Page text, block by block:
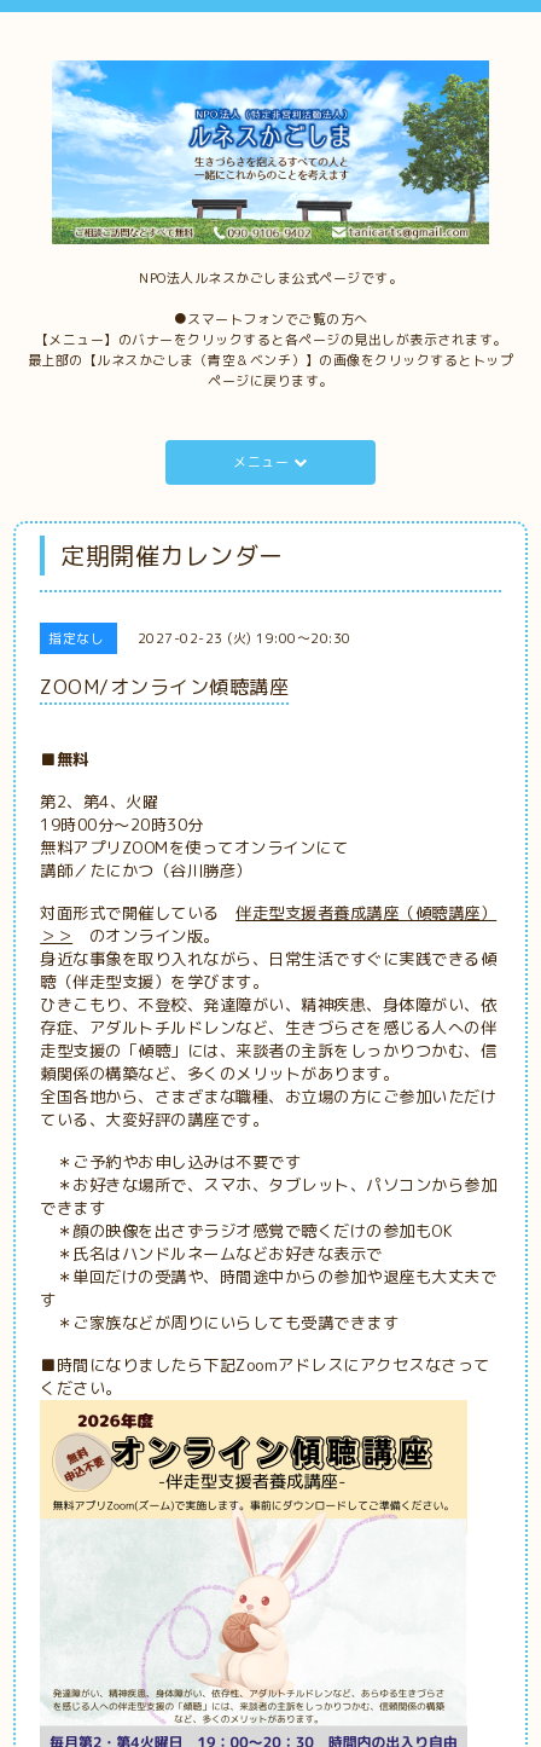
NPO法人ルネスかごしま公式ページです。
●スマートフォンでご覧の方へ
【メニュー】のバナーをクリックすると各ページの見出しが表示されます。
最上部の【ルネスかごしま（青空＆ベンチ）】の画像をクリックするとトップ
ページに戻ります。
メニュー
定期開催カレンダー
指定なし 2027-02-23 (火) 19:00～20:30
ZOOM/オンライン傾聴講座
■無料
第2、第4、火曜
19時00分～20時30分
無料アプリZOOMを使ってオンラインにて
講師／たにかつ（谷川勝彦）
対面形式で開催している伴走型支援者養成講座（傾聴講座）
＞＞
のオンライン版。
身近な事象を取り入れながら、日常生活ですぐに実践できる傾
聴（伴走型支援）を学びます。
ひきこもり、不登校、発達障がい、精神疾患、身体障がい、依
存症、アダルトチルドレンなど、生きづらさを感じる人への伴
走型支援の「傾聴」には、来談者の主訴をしっかりつかむ、信
頼関係の構築など、多くのメリットがあります。
全国各地から、さまざまな職種、お立場の方にご参加いただけ
ている、大変好評の講座です。
＊ご予約やお申し込みは不要です
＊お好きな場所で、スマホ、タブレット、パソコンから参加
できます
＊顔の映像を出さずラジオ感覚で聴くだけの参加もOK
＊氏名はハンドルネームなどお好きな表示で
＊単回だけの受講や、時間途中からの参加や退座も大丈夫で
す
＊ご家族などが周りにいらしても受講できます
■時間になりましたら下記Zoomアドレスにアクセスなさって
ください。